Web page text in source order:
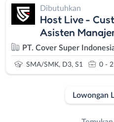
Dibutuhkan
Host Live -
Asisten
PT. Cover Super
SMA/SMK, D3, S1 0 - 2
Lowongan